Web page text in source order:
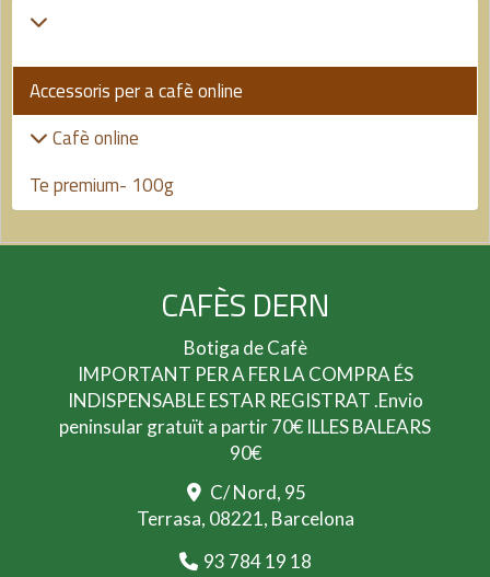
Accessoris per a cafè online
Cafè online
Te premium- 100g
CAFÈS DERN
Botiga de Cafè
IMPORTANT PER A FER LA COMPRA ÉS
INDISPENSABLE ESTAR REGISTRAT .Envio
peninsular gratuït a partir 70€ ILLES BALEARS
90€
C/ Nord, 95
Terrasa, 08221, Barcelona
93 784 19 18